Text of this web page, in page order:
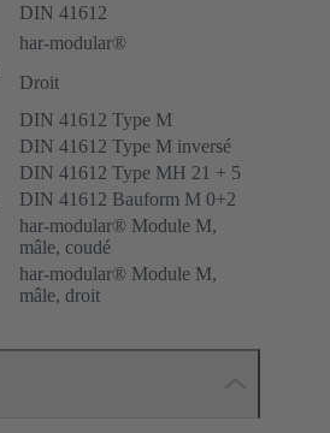
DIN 41612
har-modular®
Droit
DIN 41612 Type M
DIN 41612 Type M inversé
DIN 41612 Type MH 21 + 5
DIN 41612 Bauform M 0+2
har-modular® Module M,
mâle, coudé
har-modular® Module M,
mâle, droit